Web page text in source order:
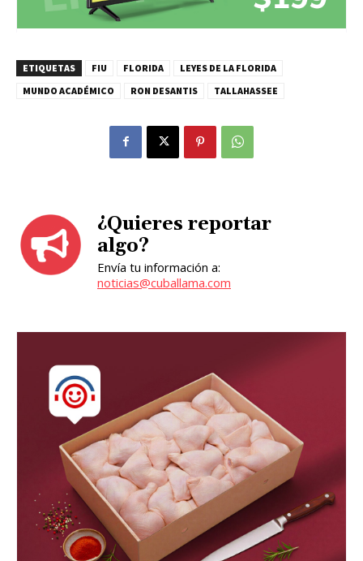
ETIQUETAS FIU FLORIDA
LEYES DE LA FLORIDA
MUNDO ACADÉMICO
RON DESANTIS TALLAHASSEE
¿Quieres reportar
algo?
Envía tu información a:
noticias@cuballama.com